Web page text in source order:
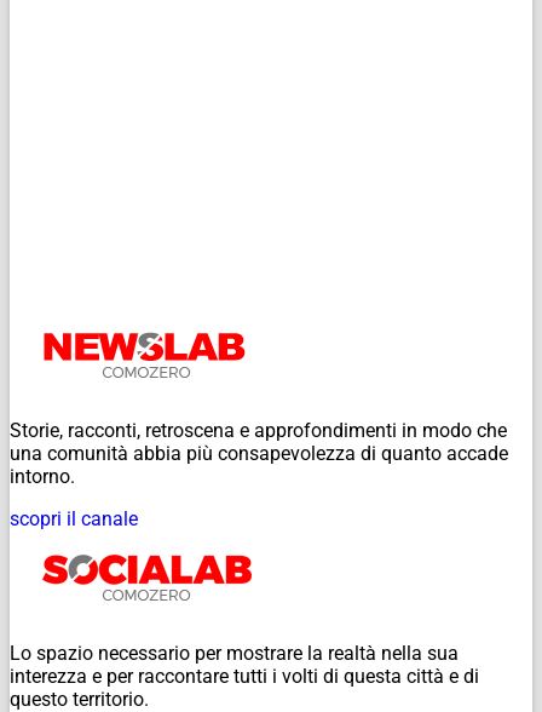
Storie, racconti, retroscena e approfondimenti in modo che
una comunità abbia più consapevolezza di quanto accade
intorno.
scopri il canale
Lo spazio necessario per mostrare la realtà nella sua
interezza e per raccontare tutti i volti di questa città e di
questo territorio.